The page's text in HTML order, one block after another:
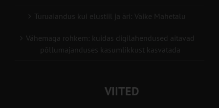
Turuaiandus kui elustiil ja äri: Väike Mahetalu
Vähemaga rohkem: kuidas digilahendused aitavad
põllumajanduses kasumlikkust kasvatada
VIITED